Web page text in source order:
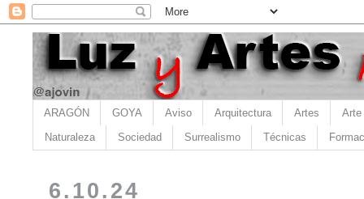
ARAGÓN GOYA Aviso Arquitectura Artes Arte
Naturaleza Sociedad Surrealismo Técnicas
6.10.24